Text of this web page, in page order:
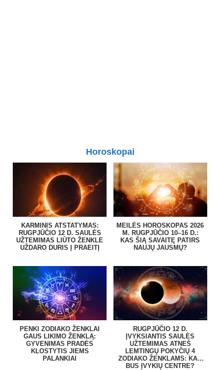
Horoskopai
KARMINIS ATSTATYMAS:
RUGPJŪČIO 12 D. SAULĖS
UŽTEMIMAS LIŪTO ŽENKLE
UŽDARO DURIS Į PRAEITĮ
MEILĖS HOROSKOPAS 2026
M. RUGPJŪČIO 10–16 D.:
KAS ŠIĄ SAVAITĘ PATIRS
NAUJŲ JAUSMŲ?
PENKI ZODIAKO ŽENKLAI
GAUS LIKIMO ŽENKLĄ:
GYVENIMAS PRADĖS
KLOSTYTIS JIEMS
PALANKIAI
RUGPJŪČIO 12 D.
ĮVYKSIANTIS SAULĖS
UŽTEMIMAS ATNEŠ
LEMTINGŲ POKYČIŲ 4
ZODIAKO ŽENKLAMS: KAS
BUS ĮVYKIŲ CENTRE?